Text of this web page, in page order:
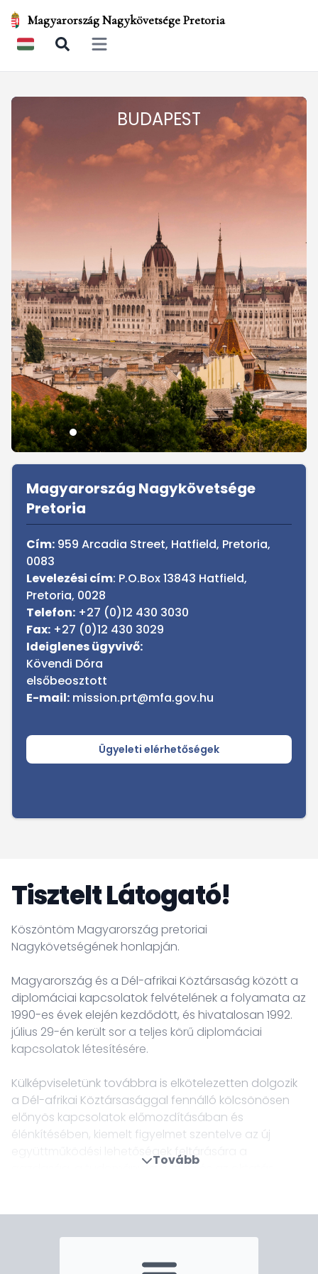
Magyarország Nagykövetsége Pretoria
Open main menu
BUDAPEST
Sidebar
Magyarország Nagykövetsége
Pretoria
Cím: 959 Arcadia Street, Hatfield, Pretoria,
0083
Levelezési cím: P.O.Box 13843 Hatfield,
Pretoria, 0028
Telefon: +27 (0)12 430 3030
Fax: +27 (0)12 430 3029
Ideiglenes ügyvivő:
Kövendi Dóra
elsőbeosztott
E-mail: mission.prt@mfa.gov.hu
Ügyeleti elérhetőségek
Tisztelt Látogató!
Köszöntöm Magyarország pretoriai
Nagykövetségének honlapján.
Magyarország és a Dél-afrikai Köztársaság között a
diplomáciai kapcsolatok felvételének a folyamata az
1990-es évek elején kezdődött, és hivatalosan 1992.
július 29-én került sor a teljes körű diplomáciai
kapcsolatok létesítésére.
Külképviseletünk továbbra is elkötelezetten dolgozik
a Dél-afrikai Köztársasággal fennálló kölcsönösen
előnyös kapcsolatok előmozdításában és
élénkítésében, kiemelt figyelmet szentelve az új
együttműködési lehetőségek feltárására a
gazdaság, a tudomány, a kultúra és az oktatás
magas színvonalon képviselje országunkat a Dél-
afrikai Köztársaság mellett Botswana, Lesotho,
Tovább